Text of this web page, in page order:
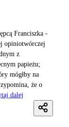
Franciszka -
opiniotwórczej
z
papieżu;
mógłby na
że o
dalej